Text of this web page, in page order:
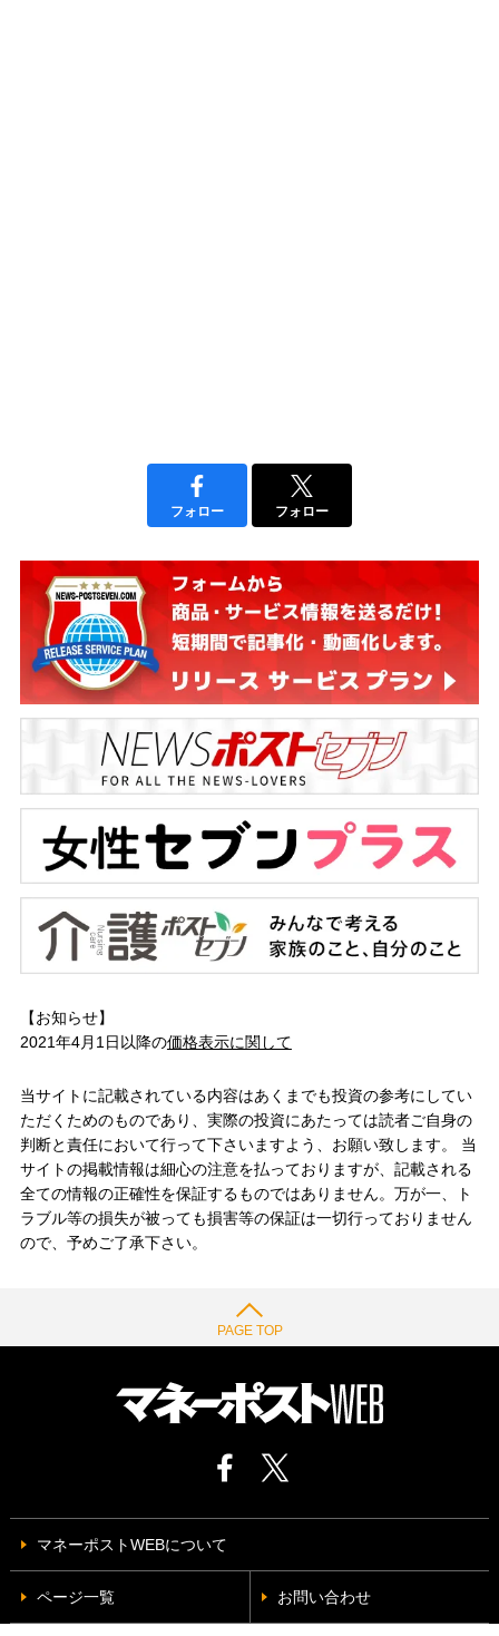
フォロー フォロー
【お知らせ】
2021年4月1日以降の価格表示に関して
当サイトに記載されている内容はあくまでも投資の参考にしてい
ただくためのものであり、実際の投資にあたっては読者ご自身の
判断と責任において行って下さいますよう、お願い致します。 当
サイトの掲載情報は細心の注意を払っておりますが、記載される
全ての情報の正確性を保証するものではありません。万が一、ト
ラブル等の損失が被っても損害等の保証は一切行っておりません
ので、予めご了承下さい。
PAGE TOP
マネーポストWEBについて
ページ一覧 お問い合わせ